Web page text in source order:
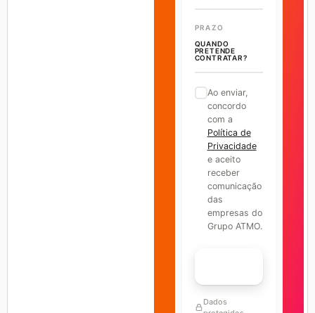
PRAZO
QUANDO
PRETENDE
CONTRATAR?
Ao enviar,
concordo
com a
Política de
Privacidade
e aceito
receber
comunicação
das
empresas do
Grupo ATMO.
Dados